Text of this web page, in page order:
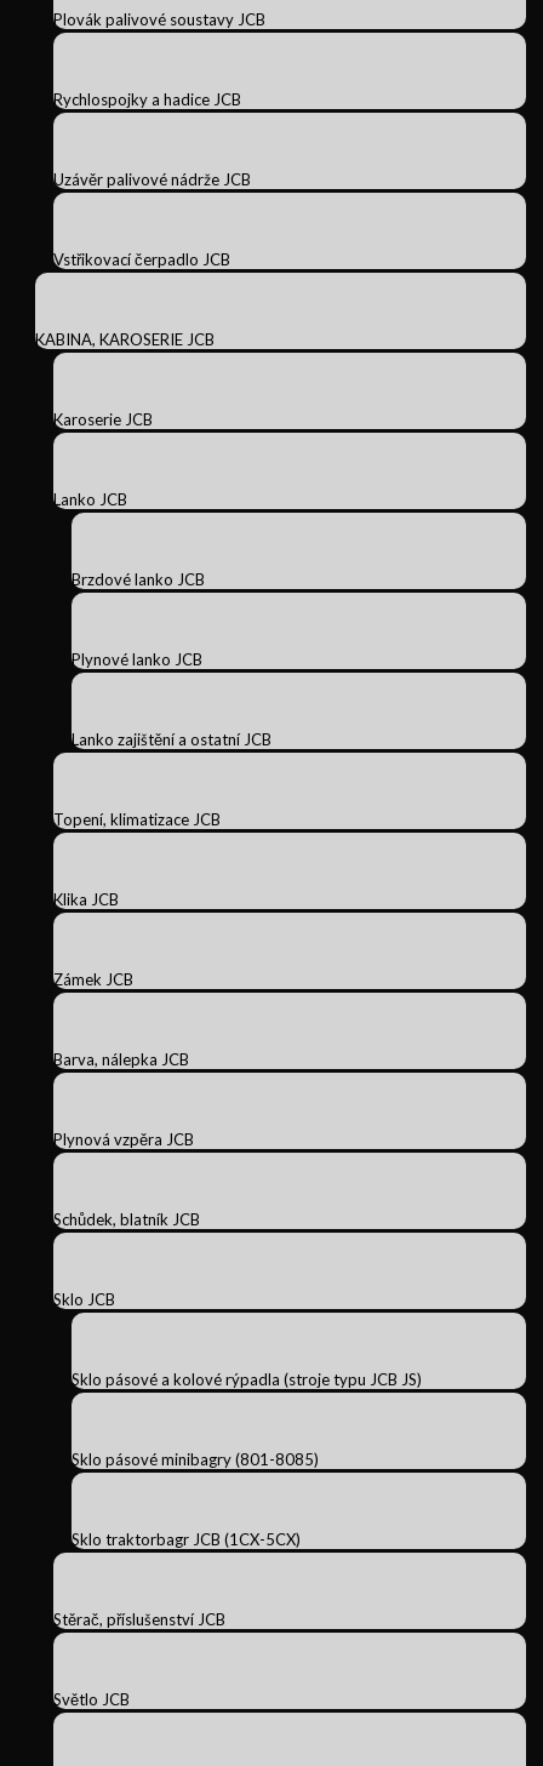
Plovák palivové soustavy JCB
Rychlospojky a hadice JCB
Uzávěr palivové nádrže JCB
Vstřikovací čerpadlo JCB
KABINA, KAROSERIE JCB
Karoserie JCB
Lanko JCB
Brzdové lanko JCB
Plynové lanko JCB
Lanko zajištění a ostatní JCB
Topení, klimatizace JCB
Klika JCB
Zámek JCB
Barva, nálepka JCB
Plynová vzpěra JCB
Schůdek, blatník JCB
Sklo JCB
Sklo pásové a kolové rýpadla (stroje typu JCB JS)
Sklo pásové minibagry (801-8085)
Sklo traktorbagr JCB (1CX-5CX)
Stěrač, příslušenství JCB
Světlo JCB